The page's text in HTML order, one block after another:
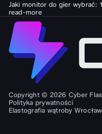
Jaki monitor do gier wybrać:
read-more
Copyright © 2026 Cyber
Polityka prywatności
Elastografia wątroby Wrocław